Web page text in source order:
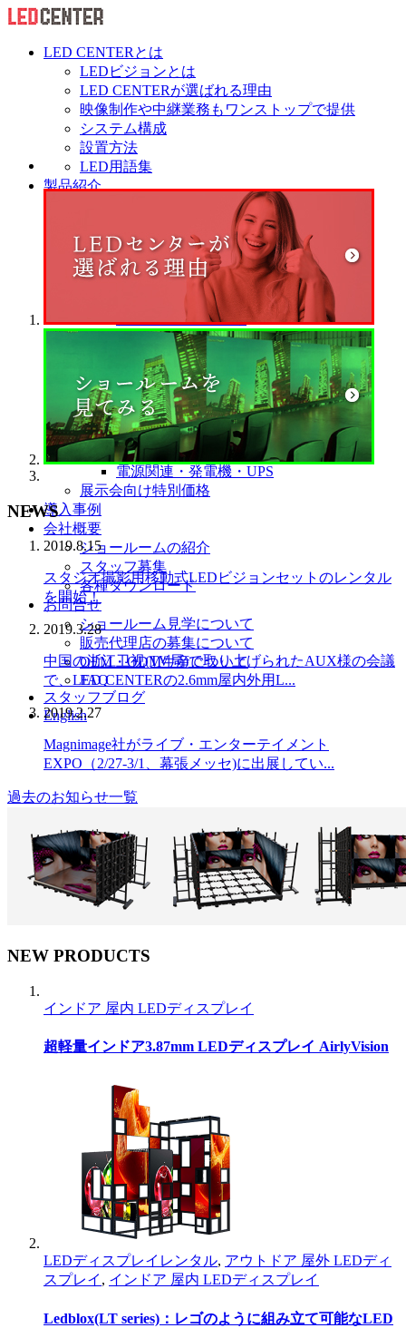
LED CENTERとは
LEDビジョンとは
LED CENTERが選ばれる理由
映像制作や中継業務もワンストップで提供
システム構成
設置方法
LED用語集
製品紹介
アウトドア 屋外 LEDディスプレイ
インドア 屋内 LEDディスプレイ
LCDディスプレイ
4K UHDディスプレイ
タッチディスプレイ
サイネージ
プロジェクター
テロップ・バナーシステム
周辺機器
コントローラー・スケーラー
スイッチャー
トラス・足場
電源関連・発電機・UPS
展示会向け特別価格
導入事例
会社概要
ショールームの紹介
スタッフ募集
各種ダウンロード
お問合せ
ショールーム見学について
販売代理店の募集について
OEM・ODM生産について
FAQ
スタッフブログ
English
NEWS
2019.8.15
スタジオ撮影用移動式LEDビジョンセットのレンタル
を開始！
2019.3.28
中国の浙江卫视(TV局)で取り上げられたAUX様の会議
で、LED CENTERの2.6mm屋内外用L...
2019.2.27
Magnimage社がライブ・エンターテイメント
EXPO（2/27-3/1、幕張メッセ)に出展してい...
過去のお知らせ一覧
NEW PRODUCTS
インドア 屋内 LEDディスプレイ
超軽量インドア3.87mm LEDディスプレイ AirlyVision
LEDディスプレイレンタル, アウトドア 屋外 LEDディ
スプレイ , インドア 屋内 LEDディスプレイ
Ledblox(LT series)：レゴのように組み立て可能なLED